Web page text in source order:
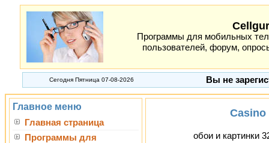
Программы для мобильных
пользователей, форум,
Сегодня Пятница 07-08-2026 Вы не
Главное меню
Главная страница
Программы для
Casino
обои и картинки